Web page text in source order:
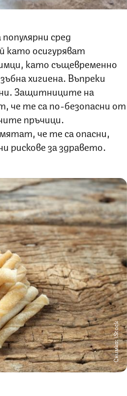
сред
като осигуряват
като същевременно
хигиена. Въпреки
Защитниците на
че те са по-безопасни от
пръчици.
че те са опасни,
рискове за здравето.
Снимка: iStock